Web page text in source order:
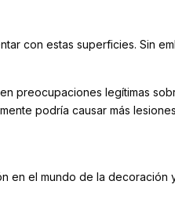
con estas superficies. Sin
preocupaciones legítimas
podría causar más
en el mundo de la decoración